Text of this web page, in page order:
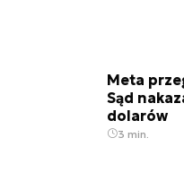
Meta
Sąd
dolarów
3 min.